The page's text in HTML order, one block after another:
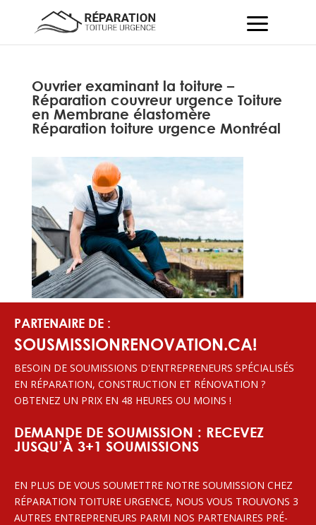
Ouvrier examinant la toiture –
Réparation couvreur urgence Toiture
en Membrane élastomère
Réparation toiture urgence Montréal
PARTENAIRE DE :
SOUSMISSIONRENOVATION.CA!
BESOIN DE SOUMISSIONS D'ENTREPRENEURS SPÉCIALISÉS
EN RÉPARATION, CONSTRUCTION ET RÉNOVATION ?
OBTENEZ UN PRIX EN 48 HEURES OU MOINS !
DEMANDE DE SOUMISSION : RECEVEZ
JUSQU’À 3+1 SOUMISSIONS
EN PLUS DE VOUS SOUMETTRE NOTRE SOUMISSION CHEZ
RÉPARATION TOITURE URGENCE, NOUS VOUS TROUVONS 3
AUTRES ENTREPRENEURS PARMI NOS PARTENAIRES PRÉ-